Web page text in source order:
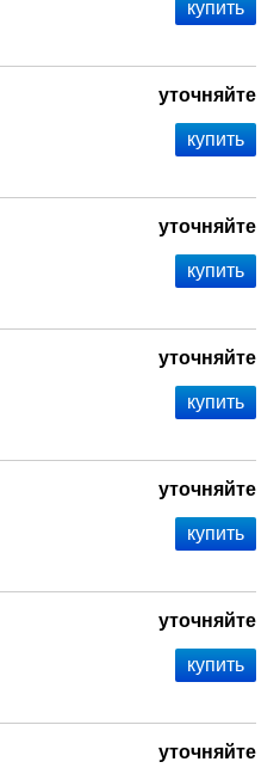
уточняйте
уточняйте
уточняйте
уточняйте
уточняйте
уточняйте